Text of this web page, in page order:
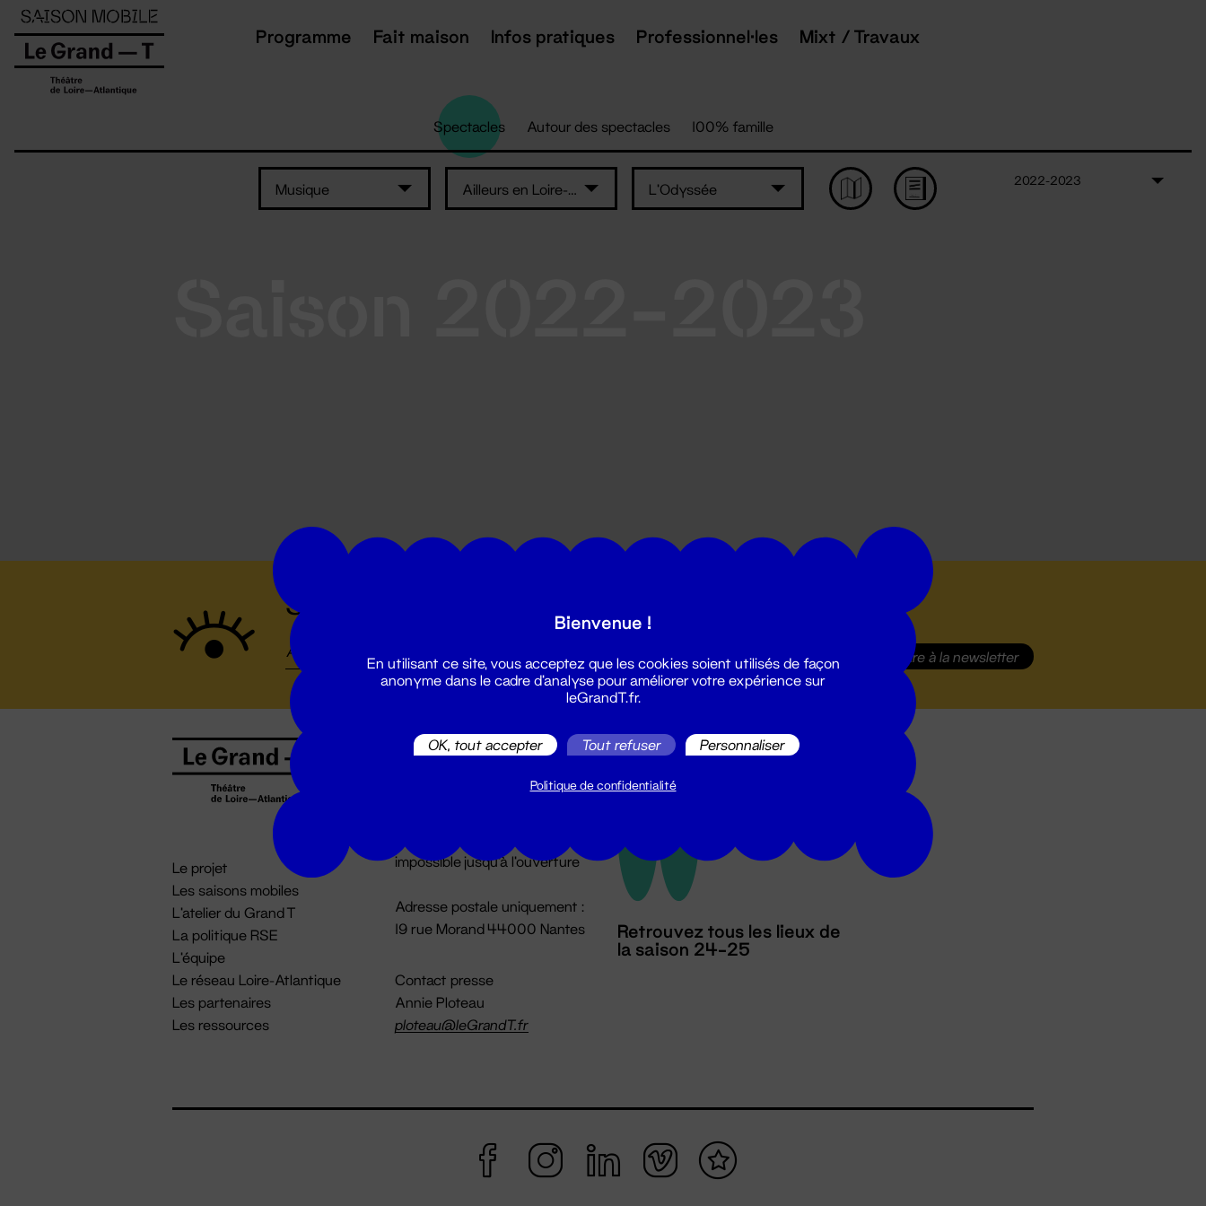
Programme Fait maison Infos pratiques Professionnel·les Mixt / Travaux
Spectacles Autour des spectacles 100% famille
Musique Ailleurs en Loire-Atlantique L'Odyssée
2022-2023
Suivez toutes les actualités du Grand T :
S'inscrire à la newsletter
Le projet
Les saisons mobiles
L'atelier du Grand T
La politique RSE
L'équipe
Le réseau Loire-Atlantique
Les partenaires
Les ressources
Billetterie
billetterie@leGrandT.fr
impossible jusqu'à l'ouverture
Adresse postale uniquement :
19 rue Morand 44000 Nantes
Contact presse
Annie Ploteau
ploteau@leGrandT.fr
Retrouvez tous les lieux de
la saison 24-25
Panneau de gestion des cookies
Bienvenue !
En utilisant ce site, vous acceptez que les cookies soient utilisés de façon
anonyme dans le cadre d'analyse pour améliorer votre expérience sur
leGrandT.fr.
OK, tout accepter Tout refuser Personnaliser
Politique de confidentialité